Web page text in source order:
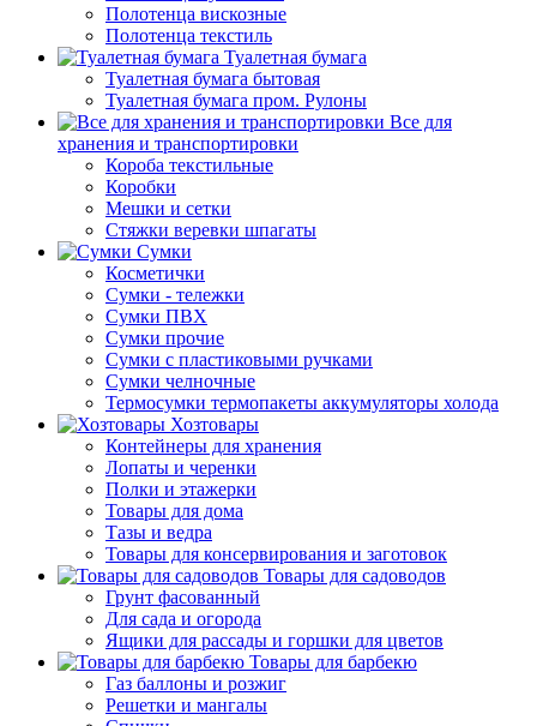
Полотенца вискозные
Полотенца текстиль
Туалетная бумага
Туалетная бумага бытовая
Туалетная бумага пром. Рулоны
Все для
хранения и транспортировки
Короба текстильные
Коробки
Мешки и сетки
Стяжки веревки шпагаты
Сумки
Косметички
Сумки - тележки
Сумки ПВХ
Сумки прочие
Сумки с пластиковыми ручками
Сумки челночные
Термосумки термопакеты аккумуляторы холода
Хозтовары
Контейнеры для хранения
Лопаты и черенки
Полки и этажерки
Товары для дома
Тазы и ведра
Товары для консервирования и заготовок
Товары для садоводов
Грунт фасованный
Для сада и огорода
Ящики для рассады и горшки для цветов
Товары для барбекю
Газ баллоны и розжиг
Решетки и мангалы